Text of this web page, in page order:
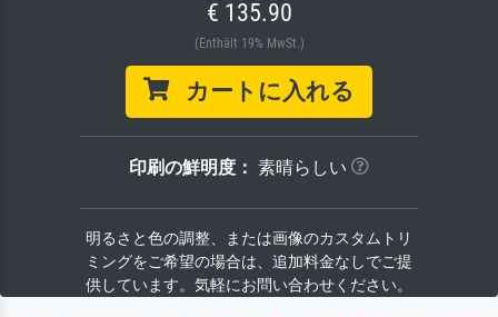
€ 135.90
(Enthält 19% MwSt.)
カートに入れる
印刷の鮮明度： 素晴らしい
明るさと色の調整、または画像のカスタムトリ
ミングをご希望の場合は、追加料金なしでご提
供しています。気軽にお問い合わせください。